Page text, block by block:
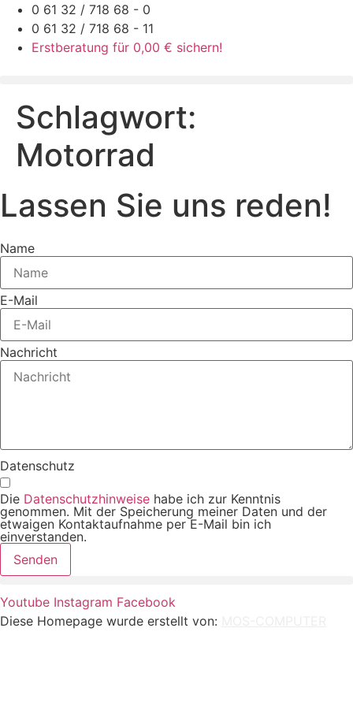
Zum
Inhalt
springen
0 61 32 / 718 68 - 0
0 61 32 / 718 68 - 11
Erstberatung für 0,00 € sichern!
Schlagwort:
Motorrad
Lassen Sie uns reden!
Name
E-Mail
Nachricht
Datenschutz
Die Datenschutzhinweise habe ich zur Kenntnis
genommen. Mit der Speicherung meiner Daten und der
etwaigen Kontaktaufnahme per E-Mail bin ich
einverstanden.
Senden
Youtube Instagram Facebook
Diese Homepage wurde erstellt von: